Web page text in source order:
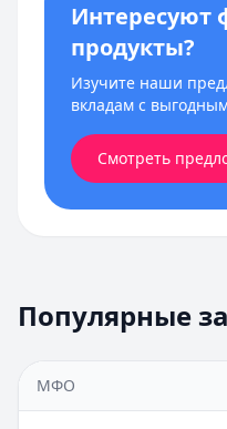
Интересуют
продукты?
Изучите наши
вкладам с
Смотреть
Популярные
МФО